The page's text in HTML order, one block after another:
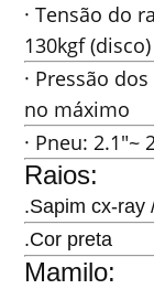
· Tensão do
130kgf
· Pressão
no máximo
· Pneu: 2.1"~
Raios:
.Sapim cx-ray
.Cor preta
Mamilo: